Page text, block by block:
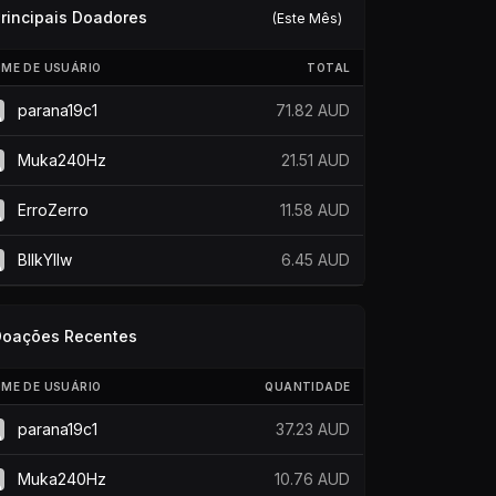
Doadores (Este Mês)
DE USUÁRIO TOTAL
parana19c1 71.82 AUD
Muka240Hz 21.51 AUD
ErroZerro 11.58 AUD
BllkYllw 6.45 AUD
Recentes
DE USUÁRIO QUANTIDADE
parana19c1 37.23 AUD
Muka240Hz 10.76 AUD